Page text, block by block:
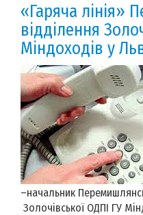
«Гаряча лінія»
відділення
Міндоходів у
–начальник
Золочівської ОДПІ ГУ